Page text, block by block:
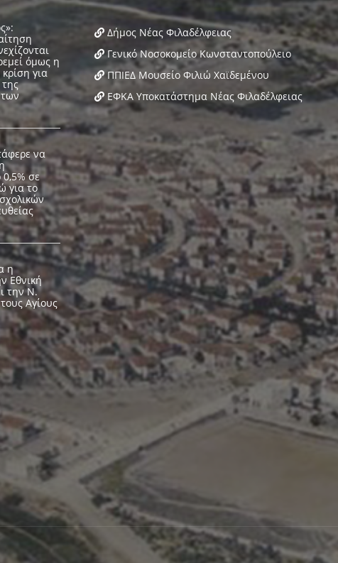
Δήμος Νέας Φιλαδέλφειας
Γενικό Νοσοκομείο Κωνσταντοπούλειο
ΠΠΙΕΔ Μουσείο Φιλιώ Χαϊδεμένου
ΕΦΚΑ Υποκατάστημα Νέας Φιλαδέλφειας